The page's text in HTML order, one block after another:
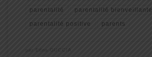
parentalité parentalité bienveillante
parentalité positive parents
Edna GUCCIA